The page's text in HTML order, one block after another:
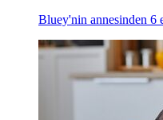
Bluey'nin annesinden 6